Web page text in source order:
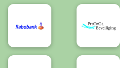
Bereikbaarheid/